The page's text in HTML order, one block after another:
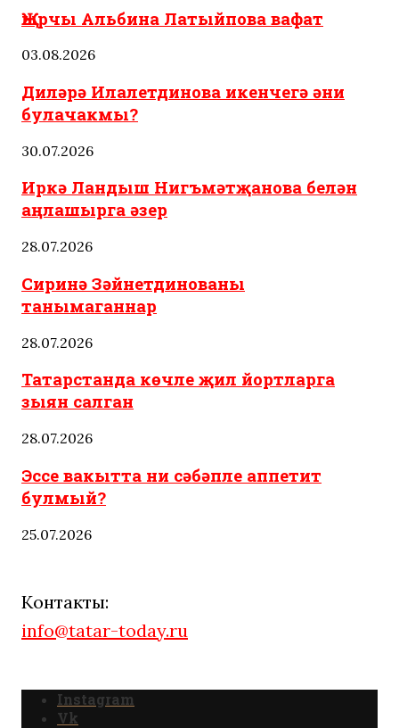
Җырчы Альбина Латыйпова вафат
03.08.2026
Диләрә Илалетдинова икенчегә әни
булачакмы?
30.07.2026
Иркә Ландыш Нигъмәтҗанова белән
аңлашырга әзер
28.07.2026
Сиринә Зәйнетдинованы
танымаганнар
28.07.2026
Татарстанда көчле җил йортларга
зыян салган
28.07.2026
Эссе вакытта ни сәбәпле аппетит
булмый?
25.07.2026
Контакты:
info@tatar-today.ru
Instagram
Vk